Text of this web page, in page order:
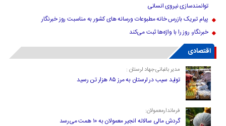
توانمندسازی نیروی انسانی
پیام تبریک بازرس خانه مطبوعات ورسانه های کشور به مناسبت روز خبرنگار
خبرنگار، روز را با واژه‌ها ثبت می‌کند
اقتصادی
مدیر باغبانی جهاد لرستان :
تولید سیب در لرستان به مرز ۸۵ هزار تن رسید
فرماندارمعمولان:
گردش مالی سالانه انجیر معمولان به ۱۰ همت می‌رسد